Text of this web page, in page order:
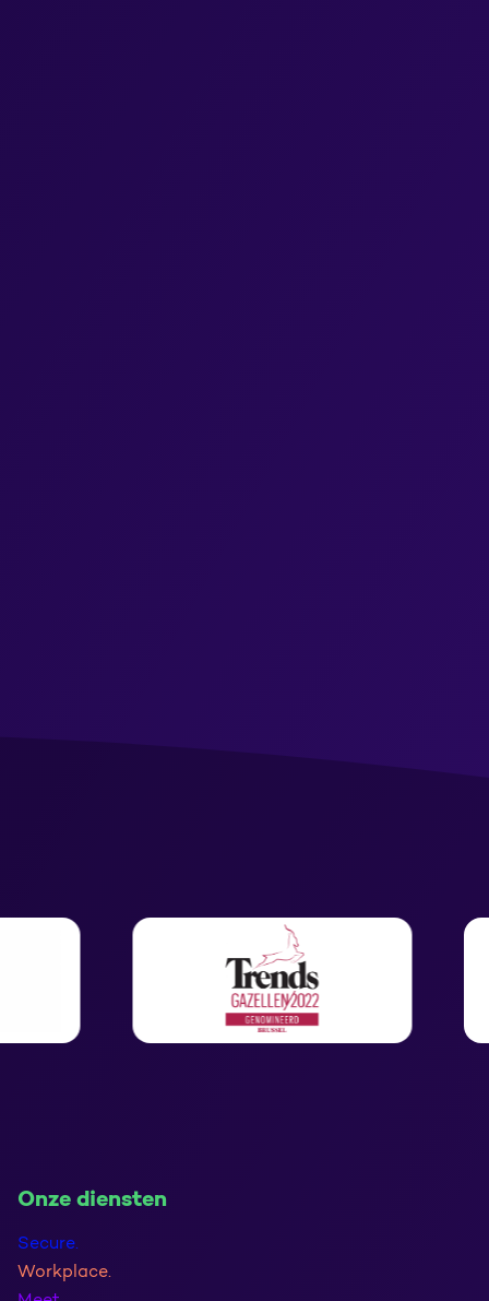
Onze diensten
Secure.
Workplace.